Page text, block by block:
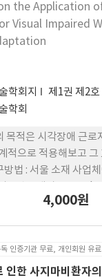
the Application
Visual Impaired
학회지 제1권 제2호
학회
목적은 시각장애 근로
적으로 적용해보고 그
Network(JAN) 의
Life
4,000원
독 인증기관 무료, 개인회원 유료
인한 사지마비환자